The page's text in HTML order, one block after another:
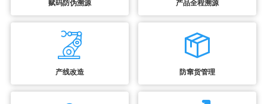
赋码防伪溯源 产品全程溯源
产线改造 防窜货管理